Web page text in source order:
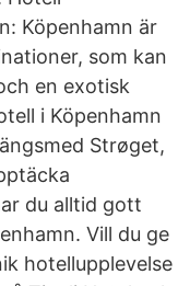
Köpenhamn är
som kan
en exotisk
i Köpenhamn
Strøget,
du alltid gott
Vill du ge
hotellupplevelse